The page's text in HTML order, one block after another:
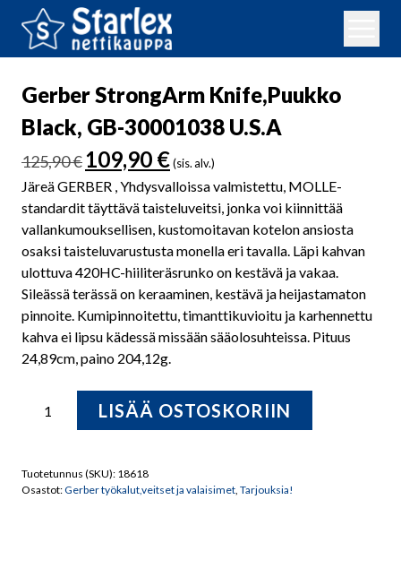
Gerber StrongArm Knife,Puukko
Black, GB-30001038 U.S.A
125,90€ Alkuperäinen
hinta
oli:
125,90 €.
109,90 €Nykyinen
hinta
on:
109,90 €.
(sis. alv.)
Järeä GERBER , Yhdysvalloissa valmistettu, MOLLE-
standardit täyttävä taisteluveitsi, jonka voi kiinnittää
vallankumouksellisen, kustomoitavan kotelon ansiosta
osaksi taisteluvarustusta monella eri tavalla. Läpi kahvan
ulottuva 420HC-hiiliteräsrunko on kestävä ja vakaa.
Sileässä terässä on keraaminen, kestävä ja heijastamaton
pinnoite. Kumipinnoitettu, timanttikuvioitu ja karhennettu
kahva ei lipsu kädessä missään sääolosuhteissa. Pituus
24,89cm, paino 204,12g.
StrongArm
GB-
LISÄÄ OSTOSKORIIN
Tuotetunnus (SKU): 18618
Osastot:Gerber työkalut,veitset ja valaisimet, Tarjouksia!